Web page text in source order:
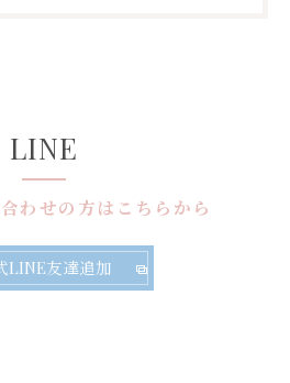
わせの方はこちらから
LINE
LINE友達追加